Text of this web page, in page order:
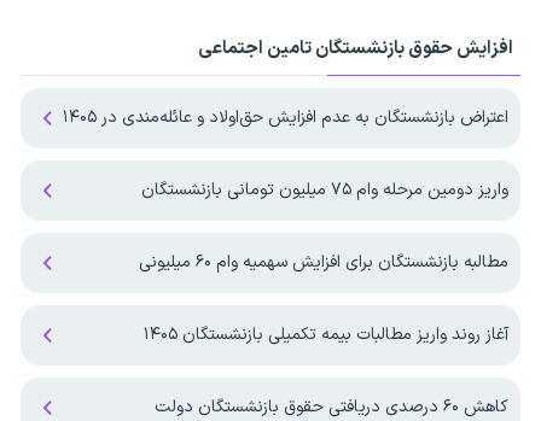
افزایش حقوق بازنشستگان تامین اجتماعی
اعتراض بازنشستگان به عدم افزایش حق‌اولاد و عائله‌مندی در ۱۴۰۵
واریز دومین مرحله وام ۷۵ میلیون تومانی بازنشستگان
مطالبه بازنشستگان برای افزایش سهمیه‌ وام ۶۰ میلیونی
آغاز روند واریز مطالبات بیمه تکمیلی بازنشستگان ۱۴۰۵
کاهش ۶۰ درصدی دریافتی حقوق بازنشستگان دولت